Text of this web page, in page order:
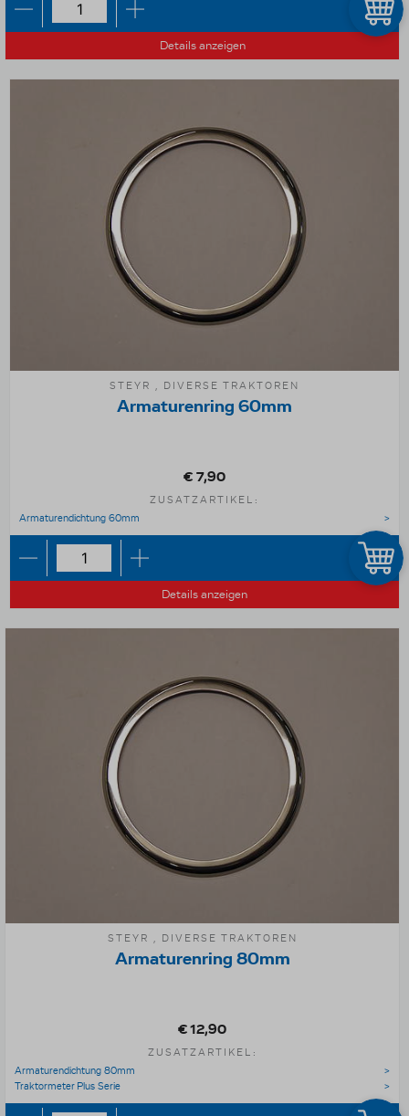
Details anzeigen
STEYR , DIVERSE TRAKTOREN
Armaturenring 60mm
€ 7,90
ZUSATZARTIKEL:
Armaturendichtung 60mm
Details anzeigen
STEYR , DIVERSE TRAKTOREN
Armaturenring 80mm
€ 12,90
ZUSATZARTIKEL:
Armaturendichtung 80mm
Traktormeter Plus Serie